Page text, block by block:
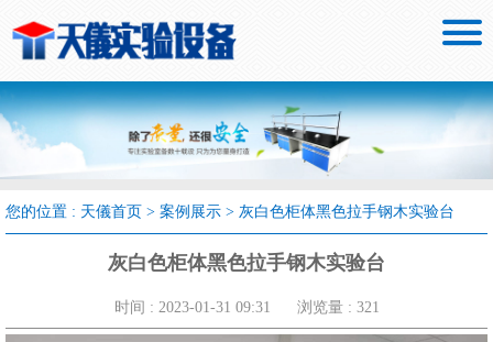

您的位置 : 天儀首页 > 案例展示 > 灰白色柜体黑色拉手钢木实验台
灰白色柜体黑色拉手钢木实验台
时间 : 2023-01-31 09:31 浏览量 : 321